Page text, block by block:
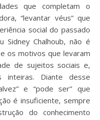
que completam o
“levantar véus” que
social do passado
Sidney Chalhoub, não é
os motivos que levaram
de sujeitos sociais e,
inteiras. Diante desse
e “pode ser” que
é insuficiente, sempre
do conhecimento